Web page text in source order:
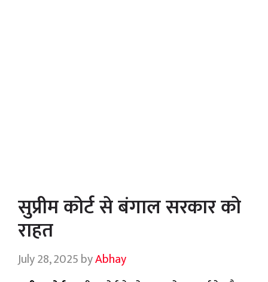
सुप्रीम कोर्ट से बंगाल सरकार को
राहत
July 28, 2025byAbhay